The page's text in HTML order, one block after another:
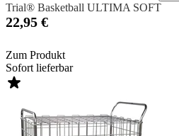
Trial® Basketball ULTIMA SOFT
22,95 €
Zum Produkt
Sofort lieferbar